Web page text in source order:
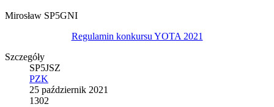
Mirosław SP5GNI
Regulamin konkursu YOTA 2021
Szczegóły
SP5JSZ
PZK
25 październik 2021
1302